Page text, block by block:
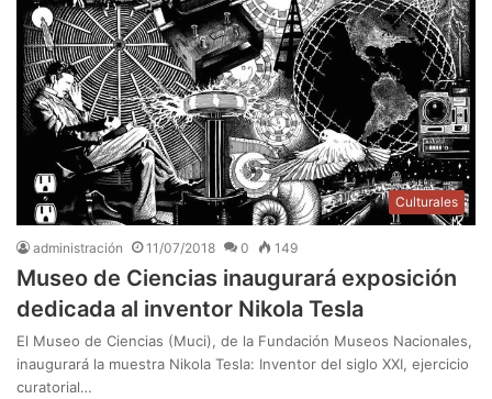
Culturales
administración 11/07/2018 0 149
Museo de Ciencias inaugurará exposición
dedicada al inventor Nikola Tesla
El Museo de Ciencias (Muci), de la Fundación Museos Nacionales,
inaugurará la muestra Nikola Tesla: Inventor del siglo XXI, ejercicio
curatorial…